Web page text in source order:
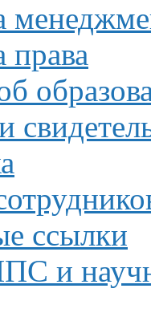
права
ссылки
и